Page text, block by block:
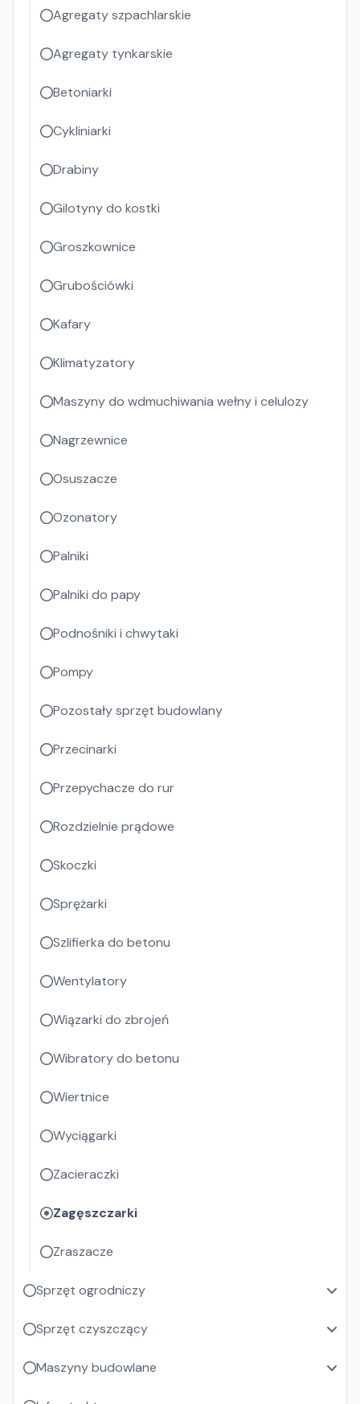
Agregaty szpachlarskie
Agregaty tynkarskie
Betoniarki
Cykliniarki
Drabiny
Gilotyny do kostki
Groszkownice
Grubościówki
Kafary
Klimatyzatory
Maszyny do wdmuchiwania wełny i celulozy
Nagrzewnice
Osuszacze
Ozonatory
Palniki
Palniki do papy
Podnośniki i chwytaki
Pompy
Pozostały sprzęt budowlany
Przecinarki
Przepychacze do rur
Rozdzielnie prądowe
Skoczki
Sprężarki
Szlifierka do betonu
Wentylatory
Wiązarki do zbrojeń
Wibratory do betonu
Wiertnice
Wyciągarki
Zacieraczki
Zagęszczarki
Zraszacze
Sprzęt ogrodniczy
Sprzęt czyszczący
Maszyny budowlane